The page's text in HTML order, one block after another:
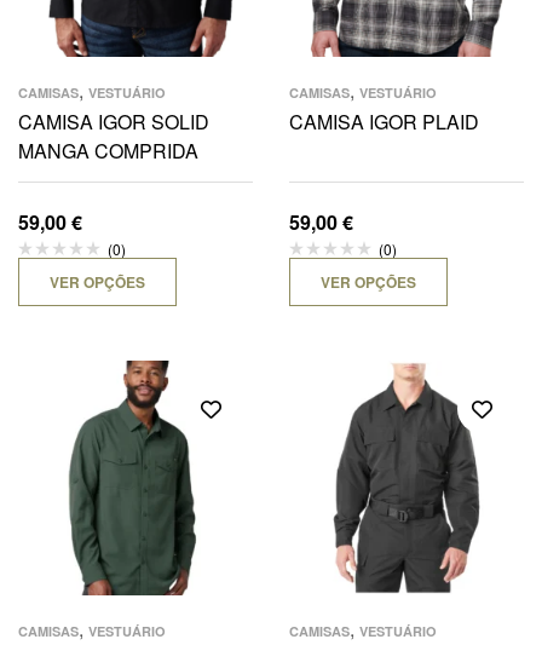
CAMISAS, VESTUÁRIO
CAMISA IGOR SOLID
MANGA COMPRIDA
59,00€
(0)
VER OPÇÕES
CAMISAS, VESTUÁRIO
CAMISA IGOR PLAID
59,00€
(0)
VER OPÇÕES
CAMISAS, VESTUÁRIO CAMISAS, VESTUÁRIO